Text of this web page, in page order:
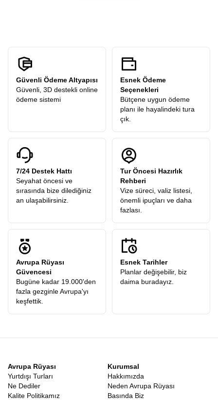
Güvenli Ödeme Altyapısı
Güvenli, 3D destekli online
ödeme sistemi
Esnek Ödeme
Seçenekleri
Bütçene uygun ödeme
planı ile hayalindeki tura
çık.
7/24 Destek Hattı
Seyahat öncesi ve
sırasında bize dilediğiniz
an ulaşabilirsiniz.
Tur Öncesi Hazırlık
Rehberi
Vize süreci, valiz listesi,
önemli ipuçları ve daha
fazlası.
Avrupa Rüyası
Güvencesi
Bugüne kadar 19.000'den
fazla gezginle Avrupa'yı
keşfettik.
Esnek Tarihler
Planlar değişebilir, biz
daima buradayız.
Avrupa Rüyası
Yurtdışı Turları
Ne Dediler
Kalite Politikamız
Kurumsal
Hakkımızda
Neden Avrupa Rüyası
Basında Biz